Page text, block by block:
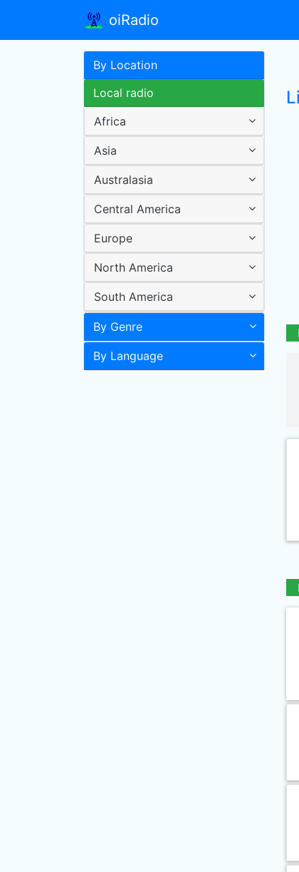
oiRadio
By Location
Local radio
Africa
Asia
Australasia
Central America
Europe
North America
South America
By Genre
By Language